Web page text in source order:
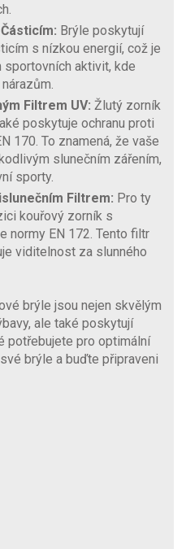
Brýle poskytují
s nízkou energií, což je
aktivit, kde
Filtrem UV: Žlutý zorník
poskytuje ochranu proti
170. To znamená, že vaše
slunečním zářením,
sporty.
Filtrem: Pro ty
kouřový zorník s
normy EN 172. Tento filtr
viditelnost za slunného
brýle jsou nejen skvělým
ale také poskytují
potřebujete pro optimální
brýle a buďte připraveni